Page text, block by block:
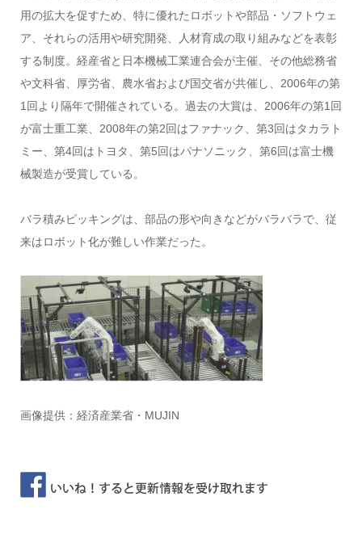
用の拡大を促すため、特に優れたロボットや部品・ソフトウェ
ア、それらの活用や研究開発、人材育成の取り組みなどを表彰
する制度。経産省と日本機械工業連合会が主催、その他総務省
や文科省、厚労省、農水省および国交省が共催し、2006年の第
1回より隔年で開催されている。過去の大賞は、2006年の第1回
が富士重工業、2008年の第2回はファナック、第3回はタカラト
ミー、第4回はトヨタ、第5回はパナソニック、第6回は富士機
械製造が受賞している。
バラ積みピッキングは、部品の形や向きなどがバラバラで、従
来はロボット化が難しい作業だった。
画像提供：経済産業省・MUJIN